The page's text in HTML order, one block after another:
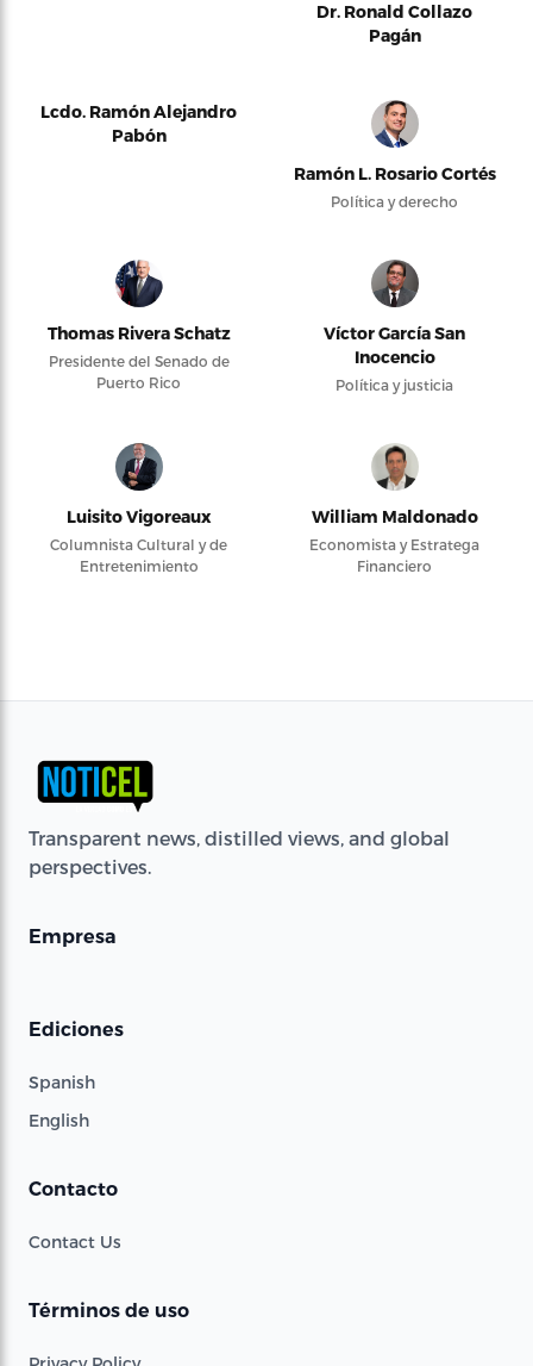
Dr. Ronald Collazo
Pagán
Lcdo. Ramón Alejandro
Pabón
Ramón L. Rosario Cortés
Política y derecho
Thomas Rivera Schatz
Presidente del Senado de
Puerto Rico
Víctor García San
Inocencio
Política y justicia
Luisito Vigoreaux
Columnista Cultural y de
Entretenimiento
William Maldonado
Economista y Estratega
Financiero
Transparent news, distilled views, and global
perspectives.
Empresa
Ediciones
Spanish
English
Contacto
Contact Us
Términos de uso